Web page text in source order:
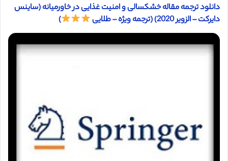
دانلود ترجمه مقاله خشکسالی و امنیت غذایی در خاورمیانه (ساینس
دایرکت – الزویر 2020) (ترجمه ویژه – طلایی
)